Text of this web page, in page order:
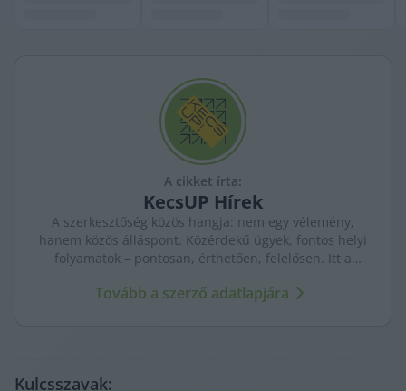
A cikket írta:
KecsUP Hírek
A szerkesztőség közös hangja: nem egy vélemény,
hanem közös álláspont. Közérdekű ügyek, fontos helyi
folyamatok – pontosan, érthetően, felelősen. Itt a
Tovább a szerző adatlapjára
Kulcsszavak: